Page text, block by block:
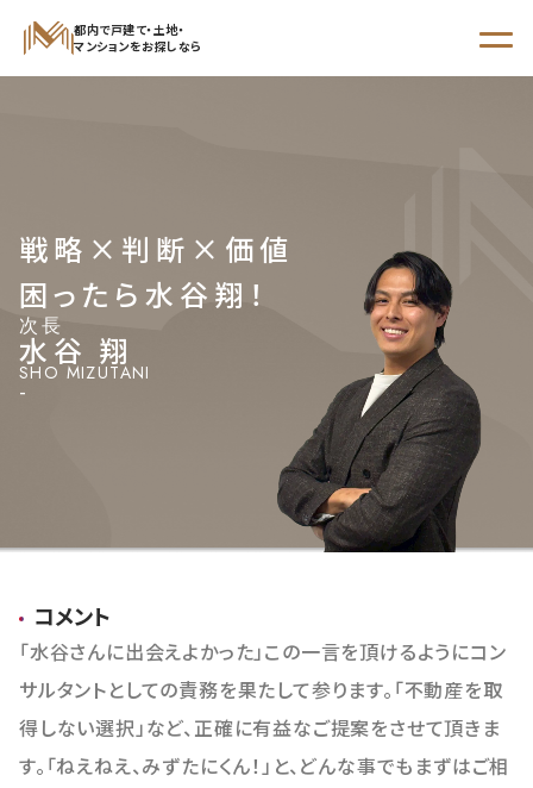
都内で戸建て・土地・
マンションをお探しなら
戦略×判断×価値
困ったら水谷翔！
次長
水谷 翔
SHO MIZUTANI
-
コメント
「水谷さんに出会えよかった」この一言を頂けるようにコン
サルタントとしての責務を果たして参ります。「不動産を取
得しない選択」など、正確に有益なご提案をさせて頂きま
す。「ねえねえ、みずたにくん！」と、どんな事でもまずはご相
エリア
でさがす
沿線・駅
でさがす
学区
でさがす
新着物件